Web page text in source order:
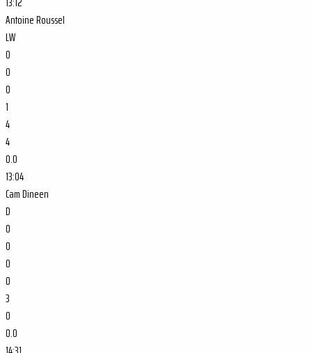
Antoine Roussel
LW
0
0
0
1
4
4
0.0
13:04
Cam Dineen
D
0
0
0
0
3
0
0.0